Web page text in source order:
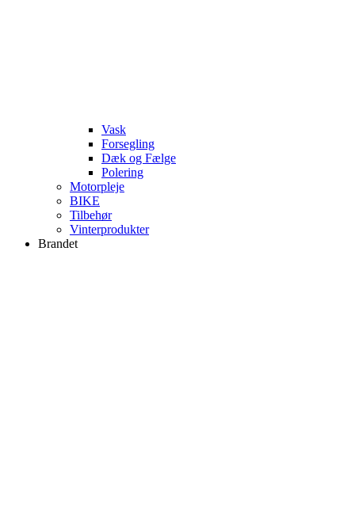
Vask
Forsegling
Dæk og Fælge
Polering
Motorpleje
BIKE
Tilbehør
Vinterprodukter
Brandet